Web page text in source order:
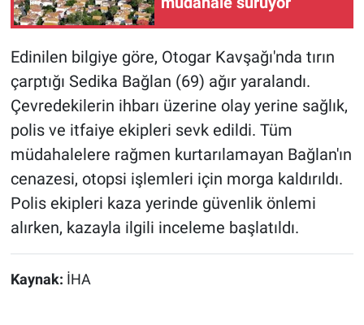
Edinilen bilgiye göre, Otogar Kavşağı'nda tırın
çarptığı Sedika Bağlan (69) ağır yaralandı.
Çevredekilerin ihbarı üzerine olay yerine sağlık,
polis ve itfaiye ekipleri sevk edildi. Tüm
müdahalelere rağmen kurtarılamayan Bağlan'ın
cenazesi, otopsi işlemleri için morga kaldırıldı.
Polis ekipleri kaza yerinde güvenlik önlemi
alırken, kazayla ilgili inceleme başlatıldı.
Kaynak: İHA